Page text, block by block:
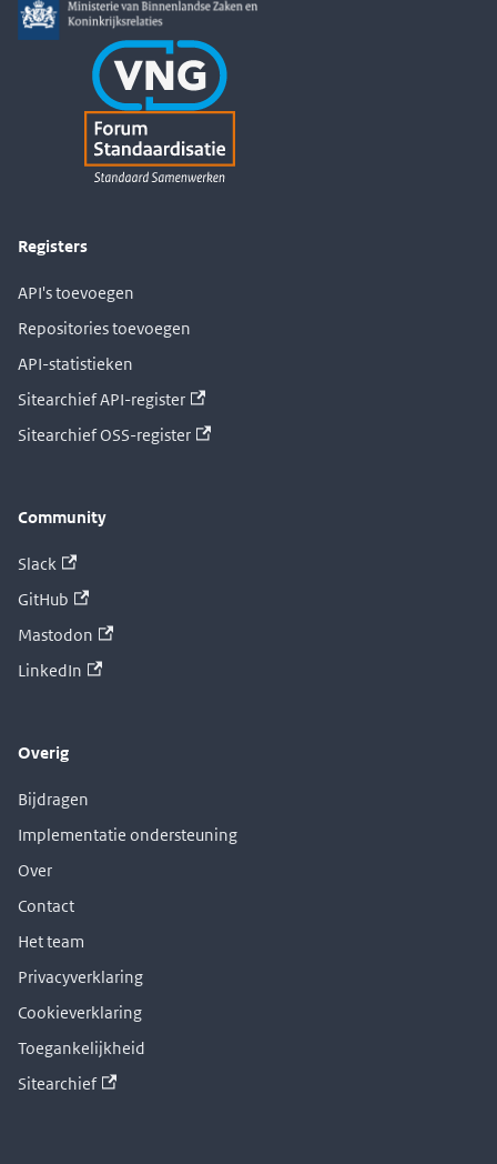
Registers
API's toevoegen
Repositories toevoegen
API-statistieken
Sitearchief API-register
Sitearchief OSS-register
Community
Slack
GitHub
Mastodon
LinkedIn
Overig
Bijdragen
Implementatie ondersteuning
Over
Contact
Het team
Privacyverklaring
Cookieverklaring
Toegankelijkheid
Sitearchief